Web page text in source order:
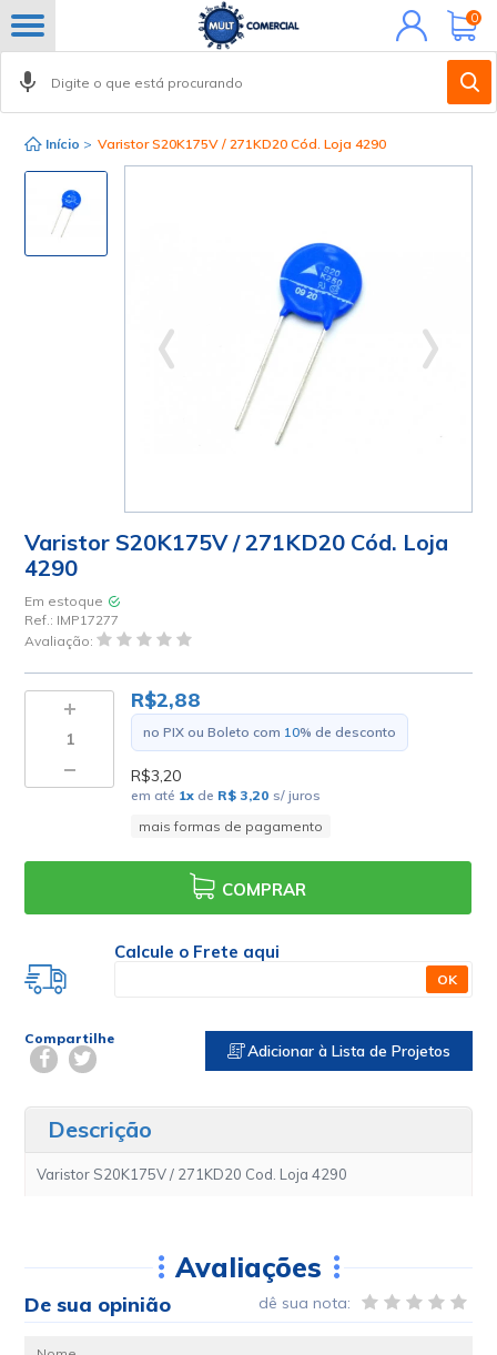
Minha
conta
0
Início > Varistor S20K175V / 271KD20 Cód. Loja 4290
Varistor S20K175V / 271KD20 Cód. Loja
4290
Em estoque
Ref.: IMP17277
Avaliação:
R$2,88
no PIX ou Boleto com 10% de desconto
R$3,20
em até 1x de R$ 3,20 s/ juros
mais formas de pagamento
COMPRAR
Calcule o Frete aqui
OK
Compartilhe
Adicionar à Lista de Projetos
Descrição
Varistor S20K175V / 271KD20 Cod. Loja 4290
Avaliações
De sua opinião dê sua nota: